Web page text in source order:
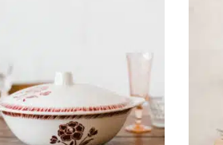
AJOUTER AU PANIER